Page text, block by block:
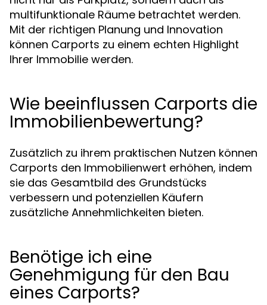
multifunktionale Räume betrachtet werden.
Mit der richtigen Planung und Innovation
können Carports zu einem echten Highlight
Ihrer Immobilie werden.
Wie beeinflussen Carports die
Immobilienbewertung?
Zusätzlich zu ihrem praktischen Nutzen können
Carports den Immobilienwert erhöhen, indem
sie das Gesamtbild des Grundstücks
verbessern und potenziellen Käufern
zusätzliche Annehmlichkeiten bieten.
Benötige ich eine
Genehmigung für den Bau
eines Carports?